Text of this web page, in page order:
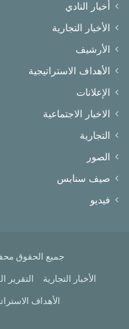
أخبار النادي
الأخبار التجارية
الأرشيف
الأهداف الاستراتيجية
الإعلانات
الاخبار الاجتماعية
التجارية
الصور
صيف سنابس
فيديو
جميع الحقوق
الأخبار التجارية التقرير
الأهداف